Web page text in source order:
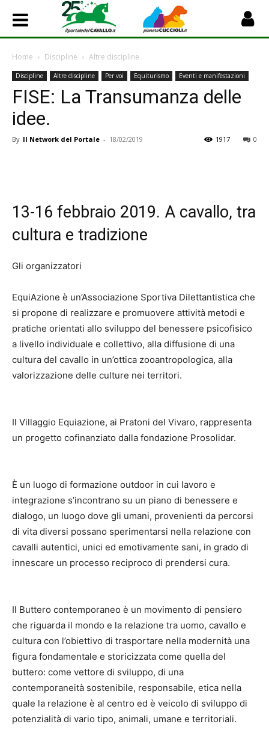
Home Discipline Altre discipline
Discipline Altre discipline Per voi Equiturismo Eventi e manifestazioni
FISE: La Transumanza delle
idee.
By Il Network del Portale - 18/02/2019 0
1917
13-16 febbraio 2019. A cavallo, tra
cultura e tradizione
Gli organizzatori
EquiAzione è un’Associazione Sportiva Dilettantistica che
si propone di realizzare e promuovere attività metodi e
pratiche orientati allo sviluppo del benessere psicofisico
a livello individuale e collettivo, alla diffusione di una
cultura del cavallo in un’ottica zooantropologica, alla
valorizzazione delle culture nei territori.
Il Villaggio Equiazione, ai Pratoni del Vivaro, rappresenta
un progetto cofinanziato dalla fondazione Prosolidar.
È un luogo di formazione outdoor in cui lavoro e
integrazione s’incontrano su un piano di benessere e
dialogo, un luogo dove gli umani, provenienti da percorsi
di vita diversi possano sperimentarsi nella relazione con
cavalli autentici, unici ed emotivamente sani, in grado di
innescare un processo reciproco di prendersi cura.
Il Buttero contemporaneo è un movimento di pensiero
che riguarda il mondo e la relazione tra uomo, cavallo e
cultura con l’obiettivo di trasportare nella modernità una
figura fondamentale e storicizzata come quella del
buttero: come vettore di sviluppo, di una
contemporaneità sostenibile, responsabile, etica nella
quale la relazione è al centro ed è veicolo di sviluppo di
potenzialità di vario tipo, animali, umane e territoriali.